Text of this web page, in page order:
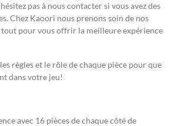
pas à nous contacter si vous avez des
Chez Kaoori nous prenons soin de nos
tout pour vous offrir la meilleure expérience
règles et le rôle de chaque pièce pour que
dans votre jeu!
avec 16 pièces de chaque côté de